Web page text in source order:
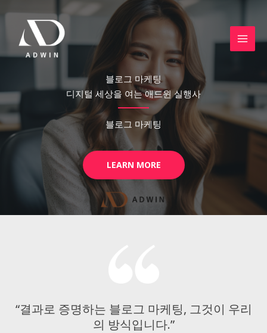
뛰
블로그 마케팅
디지털 세상을 여는 애드윈 실행사
블로그 마케팅
LEARN MORE
“결과로 증명하는 블로그 마케팅, 그것이 우리
의 방식입니다.”